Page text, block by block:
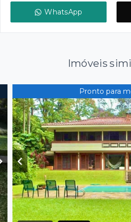
WhatsApp
Imóveis
Pronto para